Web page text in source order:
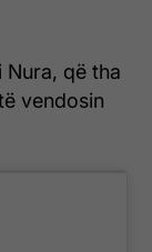
Nura, që tha
vendosin